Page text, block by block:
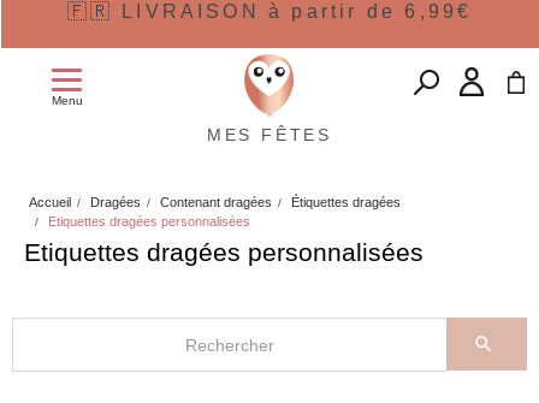
🇫🇷 LIVRAISON à partir de 6,99€
Menu
MES FÊTES
Accueil Dragées Contenant dragées
Étiquettes dragées
Etiquettes dragées personnalisées
Etiquettes dragées personnalisées
